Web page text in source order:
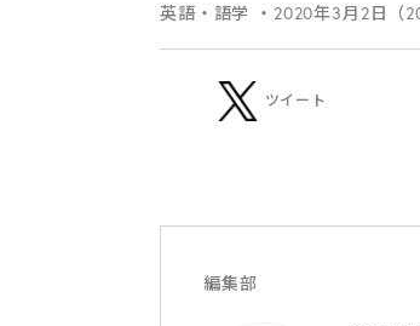
英語・語学 ・2020年3月2日（
ツイート
編集部